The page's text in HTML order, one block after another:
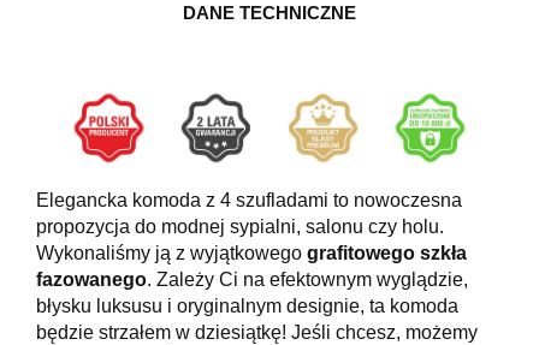
DANE TECHNICZNE
Elegancka komoda z 4 szufladami to nowoczesna
propozycja do modnej sypialni, salonu czy holu.
Wykonaliśmy ją z wyjątkowego grafitowego szkła
fazowanego. Zależy Ci na efektownym wyglądzie,
błysku luksusu i oryginalnym designie, ta komoda
będzie strzałem w dziesiątkę! Jeśli chcesz, możemy